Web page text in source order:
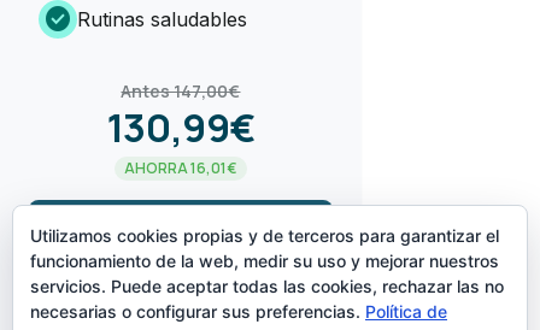
check_circle Rutinas saludables
Antes 147,00€
130,99€
AHORRA 16,01€
¡LO QUIERO!arrow_forward
CREADO POR
Utilizamos cookies propias y de terceros para garantizar el
funcionamiento de la web, medir su uso y mejorar nuestros
servicios. Puede aceptar todas las cookies, rechazar las no
necesarias o configurar sus preferencias. Política de